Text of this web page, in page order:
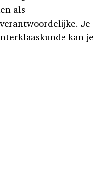
als
Je
kan